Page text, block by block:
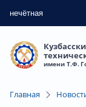
нечётная
имени Т.Ф.
Главная